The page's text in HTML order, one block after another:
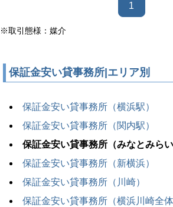
1
※取引態様：媒介
保証金安い貸事務所|エリア別
保証金安い貸事務所（横浜駅）
保証金安い貸事務所（関内駅）
保証金安い貸事務所（みなとみらい
保証金安い貸事務所（新横浜）
保証金安い貸事務所（川崎）
保証金安い貸事務所（横浜川崎全体